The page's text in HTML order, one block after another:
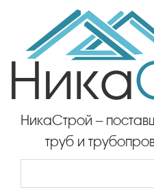
НикаСтрой –
труб и